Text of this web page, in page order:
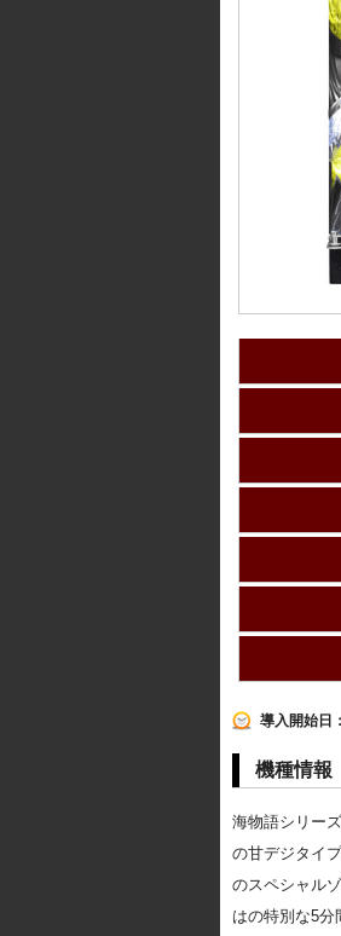
導入開始日
機種情報
海物語シリー
の甘デジタイ
のスペシャル
はの特別な5分